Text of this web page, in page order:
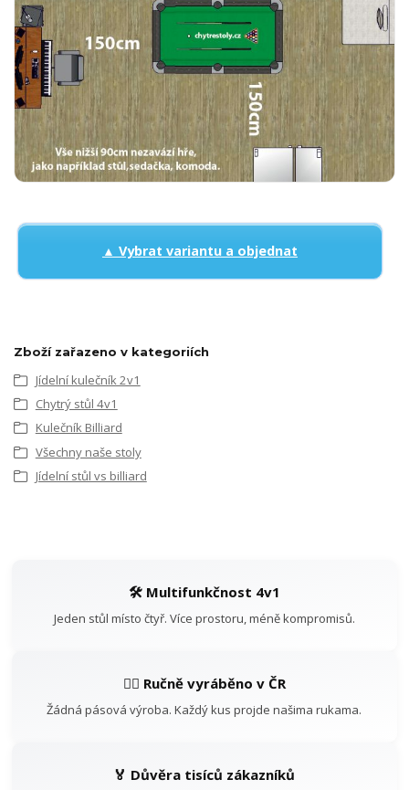
▲ Vybrat variantu a objednat
Zboží zařazeno v kategoriích
Jídelní kulečník 2v1
Chytrý stůl 4v1
Kulečník Billiard
Všechny naše stoly
Jídelní stůl vs billiard
🛠️ Multifunkčnost 4v1
Jeden stůl místo čtyř. Více prostoru, méně kompromisů.
👷‍♂️ Ručně vyráběno v ČR
Žádná pásová výroba. Každý kus projde našima rukama.
🏅 Důvěra tisíců zákazníků